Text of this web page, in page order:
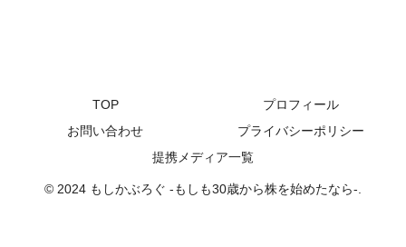
TOP
プロフィール
お問い合わせ
プライバシーポリシー
提携メディア一覧
© 2024 もしかぶろぐ -もしも30歳から株を始めたなら-.